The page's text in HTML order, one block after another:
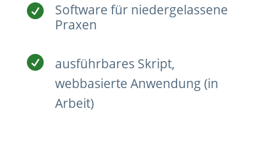

Software für niedergelassene
Praxen

ausführbares Skript,
webbasierte Anwendung (in
Arbeit)